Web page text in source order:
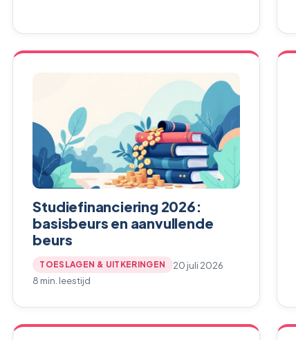
Studiefinanciering 2026:
basisbeurs en aanvullende
beurs
TOESLAGEN & UITKERINGEN
20 juli 2026
8 min. leestijd